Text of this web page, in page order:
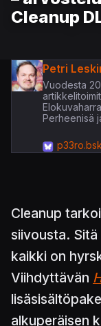
Cleanup
Petri
Vuodesta
Perheenisä
Cleanup
siivousta.
kaikki on
Viihdyttävän
alkuperäisen